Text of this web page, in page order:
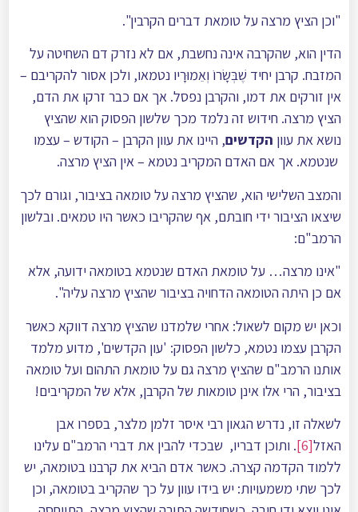
"וכן הציץ מרצה על טומאת דברים הקרבין".
הדין הוא, שהקרבה אינה נחשבת, אם לא נזרק דם השחיטה על
המזבח. קרבן יחיד שֶׁבְּשָׂרוֹ וְאֵמוּרָיו נטמאו, ולכן אסור להקריבם –
אין זורקים את דמו, והקרבן נפסל. אך אם כבר זרקו את הדם,
הציץ מרצה. חידוש זה נלמד מכך שלשון הפסוק הוא שהציץ
נושא את עוון הקדשים, היינו את עוון הקרבן – הקודש – עצמו
שנטמא. אך אם האדם המקריב נטמא – אין הציץ מרצה.
והמצב השלישי הוא, שהציץ מרצה על טומאה בציבור, וגורם לכך
שיצאו הציבור ידי חובתם, אף שהקריבו כאשר היו טמאים. ובלשון
הרמב"ם:
"אינו מרצה… על טומאת האדם שנטמא בטומאה ידועה, אלא
אם כן היתה הטומאה הדחויה בציבור שהציץ מרצה עליה".
וכאן יש מקום לשאול: אחרי שלמדנו שהציץ מרצה דווקא כאשר
הקרבן עצמו נטמא, כלשון הפסוק: 'עון הקדשים', מדוע מלמד
אותנו הרמב"ם שהציץ מרצה גם על טומאת התהום ועל טומאה
בציבור, הרי אלו אינן טומאות של הקרבן, אלא של המקריבים!
לשאלה זו, נדרש הגאון רבי איסר זלמן מלצר, בספרו אבן
האזל[6]
. ותוכן דבריו, שבכדי להבין את דברי הרמב"ם עלינו
ללמוד הקדמה קצרה. כאשר אדם הביא את קרבנו בטומאה, יש
לכך שתי משמעויות: יש בידו עוון על כך שהקריב בטומאה, וכן